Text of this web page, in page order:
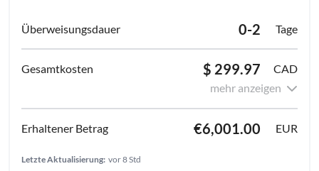
0-2 Tage
$ 299.97
CAD
mehr anzeigen
€6,001.00 EUR
Letzte Aktualisierung: vor 8 Std